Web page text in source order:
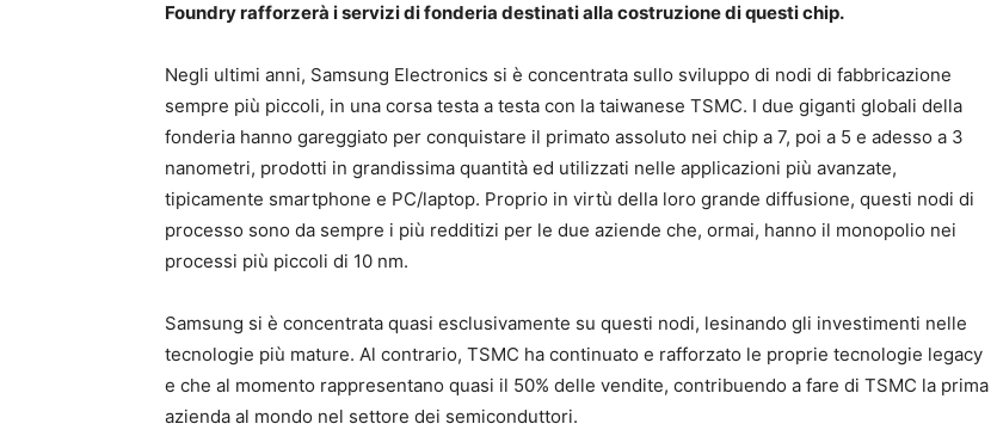
Foundry rafforzerà i servizi di fonderia destinati alla costruzione di questi chip.
Negli ultimi anni, Samsung Electronics si è concentrata sullo sviluppo di nodi di fabbricazione
sempre più piccoli, in una corsa testa a testa con la taiwanese TSMC. I due giganti globali della
fonderia hanno gareggiato per conquistare il primato assoluto nei chip a 7, poi a 5 e adesso a 3
nanometri, prodotti in grandissima quantità ed utilizzati nelle applicazioni più avanzate,
tipicamente smartphone e PC/laptop. Proprio in virtù della loro grande diffusione, questi nodi di
processo sono da sempre i più redditizi per le due aziende che, ormai, hanno il monopolio nei
processi più piccoli di 10 nm.
Samsung si è concentrata quasi esclusivamente su questi nodi, lesinando gli investimenti nelle
tecnologie più mature. Al contrario, TSMC ha continuato e rafforzato le proprie tecnologie legacy
e che al momento rappresentano quasi il 50% delle vendite, contribuendo a fare di TSMC la prima
azienda al mondo nel settore dei semiconduttori.